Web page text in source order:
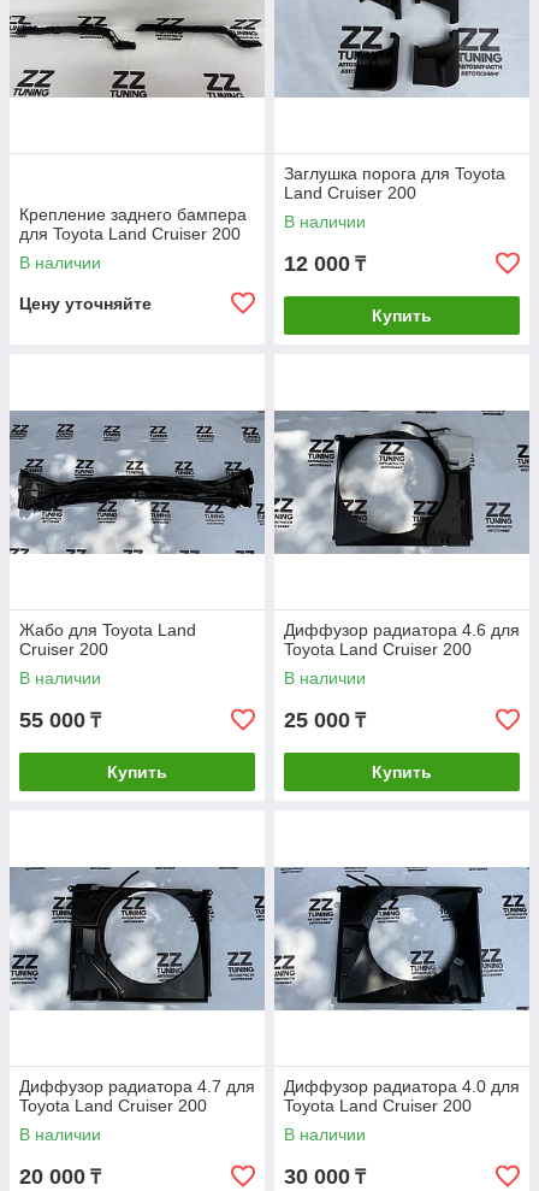
Крепление заднего бампера
для Toyota Land Cruiser 200
В наличии
Цену уточняйте
Заглушка порога для Toyota
Land Cruiser 200
В наличии
12 000 ₸
Купить
Жабо для Toyota Land
Cruiser 200
В наличии
55 000 ₸
Купить
Диффузор радиатора 4.6 для
Toyota Land Cruiser 200
В наличии
25 000 ₸
Купить
Диффузор радиатора 4.7 для
Toyota Land Cruiser 200
В наличии
20 000 ₸
Диффузор радиатора 4.0 для
Toyota Land Cruiser 200
В наличии
30 000 ₸